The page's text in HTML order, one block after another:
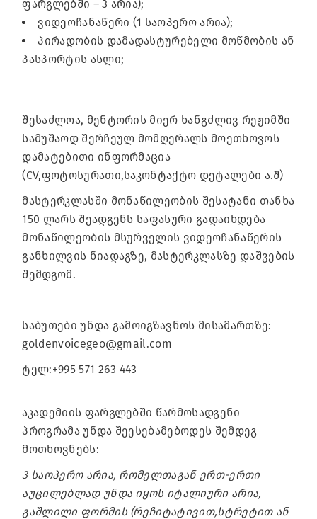
ფარგლებში – 3 არია);
ვიდეოჩანაწერი (1 საოპერო არია);
პირადობის დამადასტურებელი მოწმობის ან
პასპორტის ასლი;
შესაძლოა, მენტორის მიერ ხანგძლივ რეჟიმში
სამუშაოდ შერჩეულ მომღერალს მოეთხოვოს
დამატებითი ინფორმაცია
(CV,ფოტოსურათი,საკონტაქტო დეტალები ა.შ)
მასტერკლასში მონაწილეობის შესატანი თანხა
150 ლარს შეადგენს საფასური გადაიხდება
მონაწილეობის მსურველის ვიდეოჩანაწერის
განხილვის ნიადაგზე, მასტერკლასზე დაშვების
შემდგომ.
საბუთები უნდა გამოიგზავნოს მისამართზე:
goldenvoicegeo@gmail.com
ტელ:+995 571 263 443
აკადემიის ფარგლებში წარმოსადგენი
პროგრამა უნდა შეესებამებოდეს შემდეგ
მოთხოვნებს:
3 საოპერო არია, რომელთაგან ერთ-ერთი
აუცილებლად უნდა იყოს იტალიური არია,
გაშლილი ფორმის (რეჩიტატივით,სტრეტით ან